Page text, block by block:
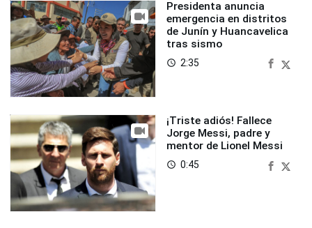
Presidenta anuncia
emergencia en distritos
de Junín y Huancavelica
tras sismo
access_time 2:35
¡Triste adiós! Fallece
Jorge Messi, padre y
mentor de Lionel Messi
access_time 0:45